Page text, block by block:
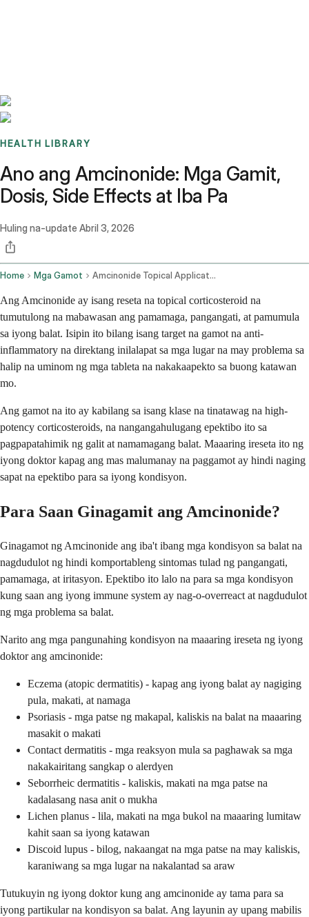
HEALTH LIBRARY
Ano ang Amcinonide: Mga Gamit,
Dosis, Side Effects at Iba Pa
Huling na-update Abril 3, 2026
Home Mga Gamot Amcinonide Topical Application Route
Ang Amcinonide ay isang reseta na topical corticosteroid na
tumutulong na mabawasan ang pamamaga, pangangati, at pamumula
sa iyong balat. Isipin ito bilang isang target na gamot na anti-
inflammatory na direktang inilalapat sa mga lugar na may problema sa
halip na uminom ng mga tableta na nakakaapekto sa buong katawan
mo.
Ang gamot na ito ay kabilang sa isang klase na tinatawag na high-
potency corticosteroids, na nangangahulugang epektibo ito sa
pagpapatahimik ng galit at namamagang balat. Maaaring ireseta ito ng
iyong doktor kapag ang mas malumanay na paggamot ay hindi naging
sapat na epektibo para sa iyong kondisyon.
Para Saan Ginagamit ang Amcinonide?
Ginagamot ng Amcinonide ang iba't ibang mga kondisyon sa balat na
nagdudulot ng hindi komportableng sintomas tulad ng pangangati,
pamamaga, at iritasyon. Epektibo ito lalo na para sa mga kondisyon
kung saan ang iyong immune system ay nag-o-overreact at nagdudulot
ng mga problema sa balat.
Narito ang mga pangunahing kondisyon na maaaring ireseta ng iyong
doktor ang amcinonide:
Eczema (atopic dermatitis) - kapag ang iyong balat ay nagiging
pula, makati, at namaga
Psoriasis - mga patse ng makapal, kaliskis na balat na maaaring
masakit o makati
Contact dermatitis - mga reaksyon mula sa paghawak sa mga
nakakairitang sangkap o alerdyen
Seborrheic dermatitis - kaliskis, makati na mga patse na
kadalasang nasa anit o mukha
Lichen planus - lila, makati na mga bukol na maaaring lumitaw
kahit saan sa iyong katawan
Discoid lupus - bilog, nakaangat na mga patse na may kaliskis,
karaniwang sa mga lugar na nakalantad sa araw
Tutukuyin ng iyong doktor kung ang amcinonide ay tama para sa
iyong partikular na kondisyon sa balat. Ang layunin ay upang mabilis